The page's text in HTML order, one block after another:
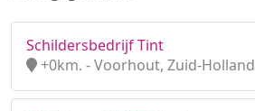
Schildersbedrijf Tint
+0km. - Voorhout, Zuid-Holland